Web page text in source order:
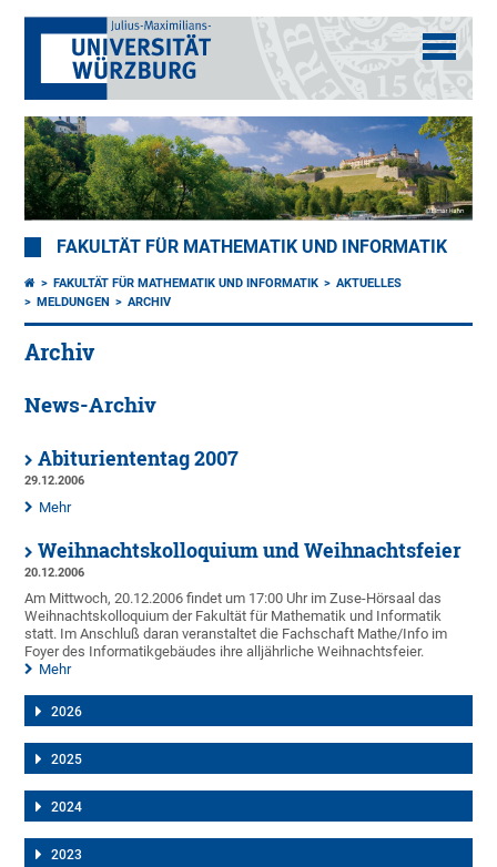
FAKULTÄT FÜR MATHEMATIK UND INFORMATIK
FAKULTÄT FÜR MATHEMATIK UND INFORMATIK
AKTUELLES
MELDUNGEN
ARCHIV
Archiv
News-Archiv
Abituriententag 2007
29.12.2006
Mehr
Weihnachtskolloquium und Weihnachtsfeier
20.12.2006
Am Mittwoch, 20.12.2006 findet um 17:00 Uhr im Zuse-Hörsaal das
Weihnachtskolloquium der Fakultät für Mathematik und Informatik
statt. Im Anschluß daran veranstaltet die Fachschaft Mathe/Info im
Foyer des Informatikgebäudes ihre alljährliche Weihnachtsfeier.
Mehr
2026
2025
2024
2023